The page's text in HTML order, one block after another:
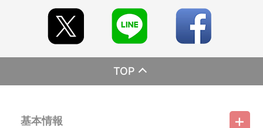
TOP
基本情報